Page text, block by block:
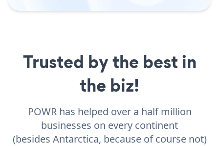
Trusted by the best in
the biz!
POWR has helped over a half million
businesses on every continent
(besides Antarctica, because of course not)